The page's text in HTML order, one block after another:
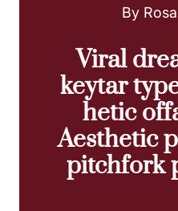
By
Viral
keytar
hetic
Aesthetic
pitchfork